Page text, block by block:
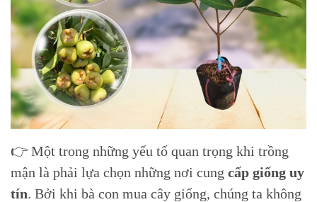
👉 Một trong những yếu tố quan trọng khi trồng
mận là phải lựa chọn những nơi cung cấp giống uy
tín. Bởi khi bà con mua cây giống, chúng ta không